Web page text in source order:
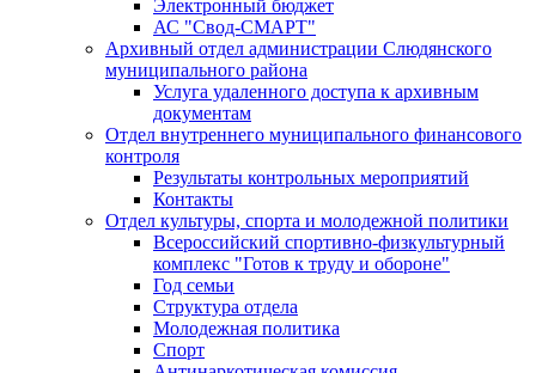
Электронный бюджет
АС "Свод-СМАРТ"
Архивный отдел администрации Слюдянского
муниципального района
Услуга удаленного доступа к архивным
документам
Отдел внутреннего муниципального финансового
контроля
Результаты контрольных мероприятий
Контакты
Отдел культуры, спорта и молодежной политики
Всероссийский спортивно-физкультурный
комплекс "Готов к труду и обороне"
Год семьи
Структура отдела
Молодежная политика
Спорт